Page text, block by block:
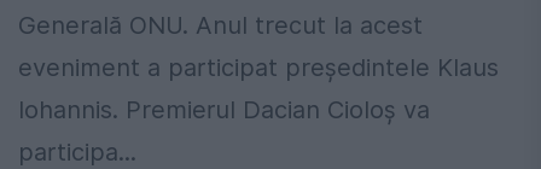
Generală ONU. Anul trecut la acest
eveniment a participat președintele Klaus
Iohannis. Premierul Dacian Cioloș va
participa...